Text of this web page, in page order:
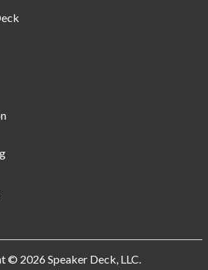
© 2026 Speaker Deck, LLC.